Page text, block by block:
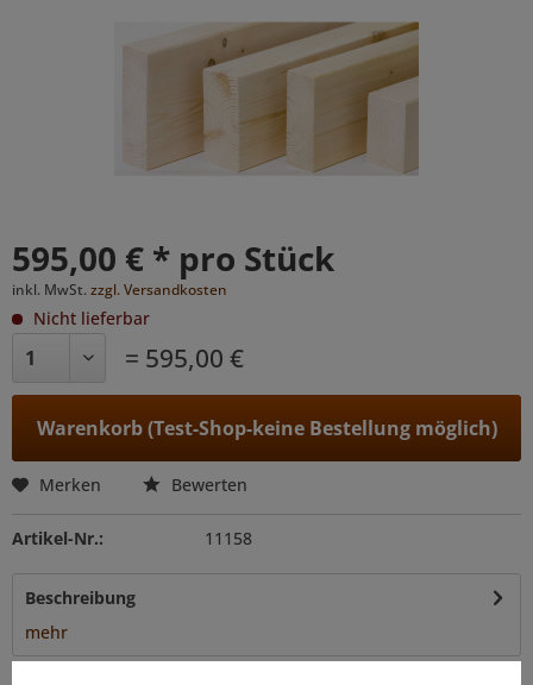
595,00 € * pro Stück
inkl. MwSt. zzgl. Versandkosten
Nicht lieferbar
= 595,00 €
Warenkorb (Test-Shop-keine Bestellung möglich)
Merken Bewerten
Artikel-Nr.: 11158
Beschreibung
mehr